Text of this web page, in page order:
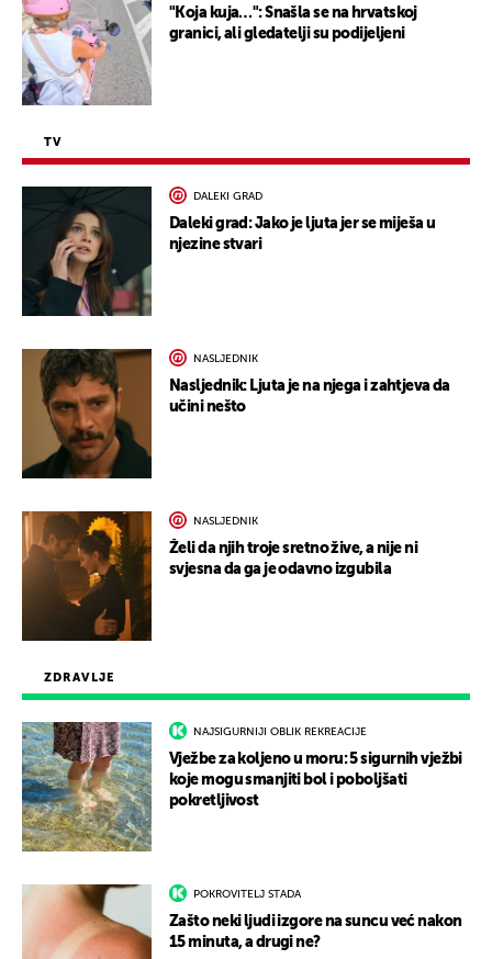
ZDRAVLJE
NAJSIGURNIJI OBLIK REKREACIJE
Vježbe za koljeno u moru: 5 sigurnih vježbi
koje mogu smanjiti bol i poboljšati
pokretljivost
POKROVITELJ STADA
Zašto neki ljudi izgore na suncu već nakon
15 minuta, a drugi ne?
"Koja kuja…": Snašla se na hrvatskoj
granici, ali gledatelji su podijeljeni
TV
DALEKI GRAD
Daleki grad: Jako je ljuta jer se miješa u
njezine stvari
NASLJEDNIK
Nasljednik: Ljuta je na njega i zahtjeva da
učini nešto
NASLJEDNIK
Želi da njih troje sretno žive, a nije ni
svjesna da ga je odavno izgubila